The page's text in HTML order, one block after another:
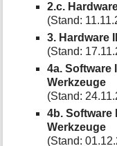
2.c.
(Stand:
3. Hardware
(Stand:
4a. Software
Werkzeuge
(Stand:
4b. Software
Werkzeuge
(Stand: